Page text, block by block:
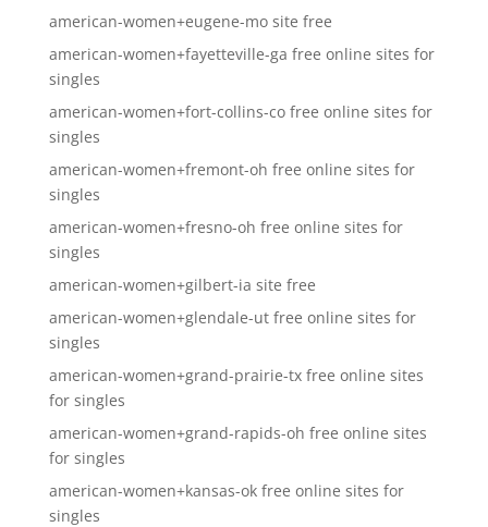
american-women+eugene-mo site free
american-women+fayetteville-ga free online sites for
singles
american-women+fort-collins-co free online sites for
singles
american-women+fremont-oh free online sites for
singles
american-women+fresno-oh free online sites for
singles
american-women+gilbert-ia site free
american-women+glendale-ut free online sites for
singles
american-women+grand-prairie-tx free online sites
for singles
american-women+grand-rapids-oh free online sites
for singles
american-women+kansas-ok free online sites for
singles